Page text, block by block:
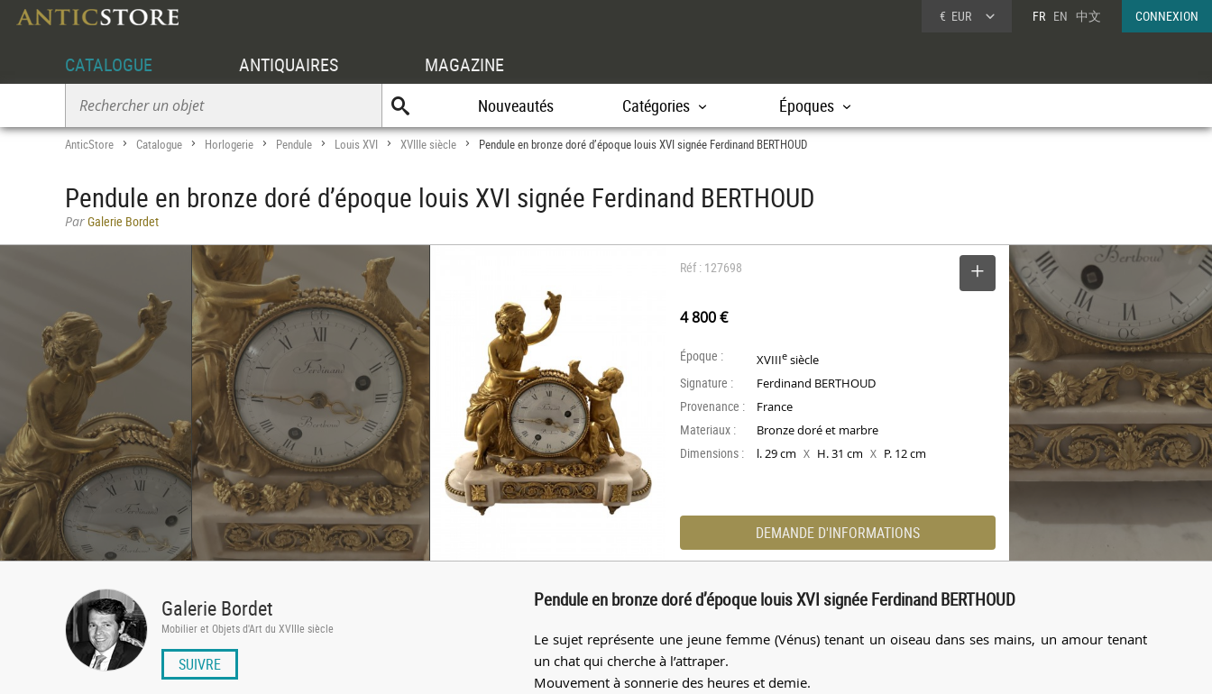
€ EUR FR EN 中文 CONNEXION
CATALOGUE ANTIQUAIRES MAGAZINE
Nouveautés Catégories Époques
AnticStore > Catalogue > Horlogerie > Pendule > Louis XVI > XVIIIe siècle > Pendule en bronze doré d’époque louis XVI signée Ferdinand BERTHOUD
Pendule en bronze doré d’époque louis XVI signée Ferdinand BERTHOUD
ParGalerie Bordet
Réf : 127698
4 800 €
Époque : XVIIIe siècle
Signature : Ferdinand BERTHOUD
Provenance : France
Materiaux : Bronze doré et marbre
Dimensions : l. 29 cm X H. 31 cm X P. 12 cm
DEMANDE D'INFORMATIONS
Galerie Bordet
Mobilier et Objets d'Art du XVIIIe siècle
SUIVRE
Pendule en bronze doré d’époque louis XVI signée Ferdinand BERTHOUD
Le sujet représente une jeune femme (Vénus) tenant un oiseau dans ses mains, un amour tenant
un chat qui cherche à l’attraper.
Mouvement à sonnerie des heures et demie.